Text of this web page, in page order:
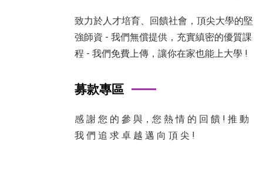
致力於人才培育、回饋社會，頂尖大學的堅
強師資 - 我們無償提供，充實縝密的優質課
程 - 我們免費上傳，讓你在家也能上大學 !
募款專區
感 謝 您 的 參 與，您 熱 情 的 回 饋 ! 推 動
我 們 追 求 卓 越 邁 向 頂 尖 !